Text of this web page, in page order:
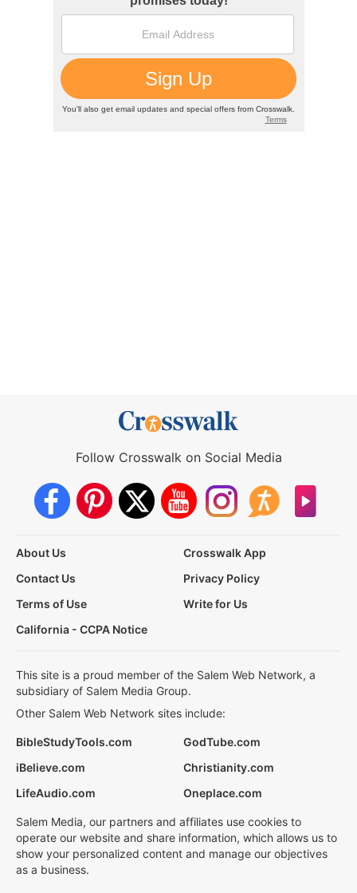
Follow Crosswalk on Social Media
About Us
Crosswalk App
Contact Us
Privacy Policy
Terms of Use
Write for Us
California - CCPA Notice
This site is a proud member of the Salem Web Network, a
subsidiary of Salem Media Group.
Other Salem Web Network sites include:
BibleStudyTools.com
GodTube.com
iBelieve.com
Christianity.com
LifeAudio.com
Oneplace.com
Salem Media, our partners and affiliates use cookies to
operate our website and share information, which allows us to
show your personalized content and manage our objectives
as a business.